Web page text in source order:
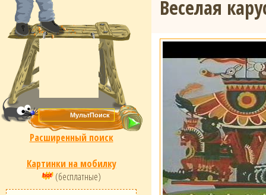
Расширенный поиск
Картинки на мобилку
(бесплатные)
Веселая